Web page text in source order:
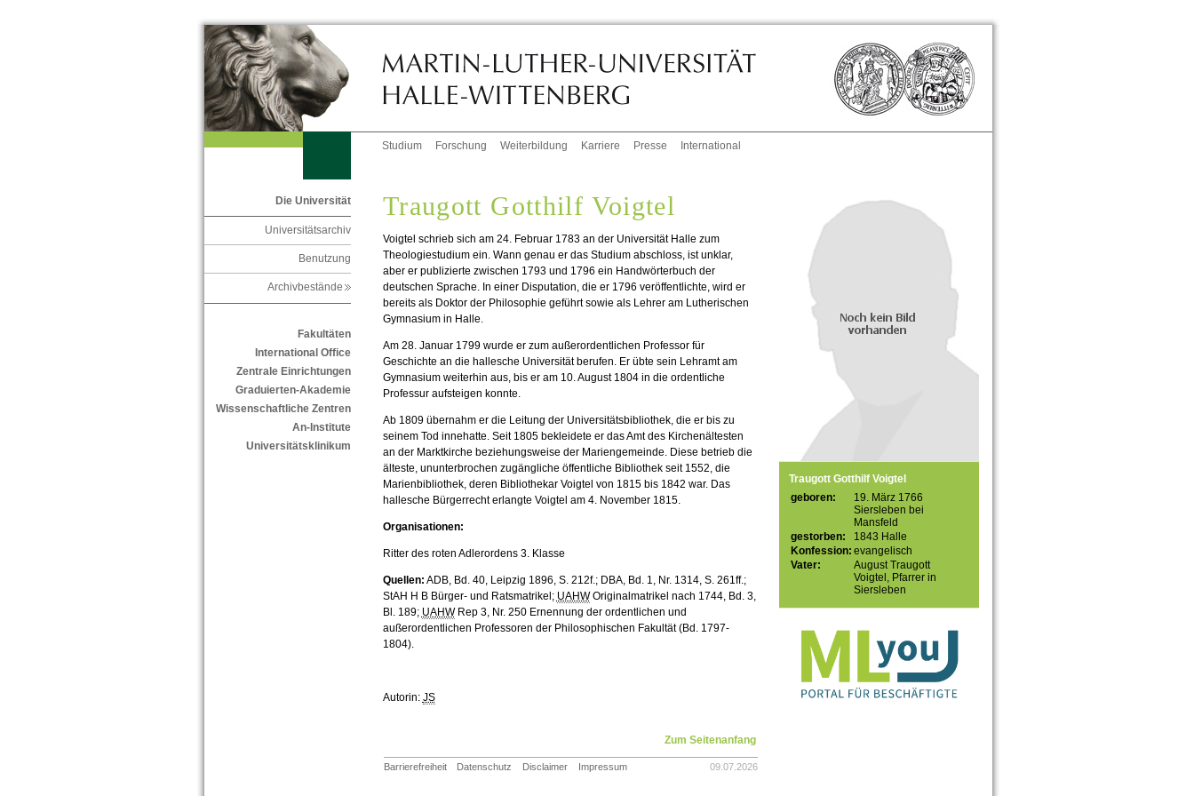
Studium Forschung Weiterbildung Karriere Presse International
Die Universität
Universitätsarchiv
Benutzung
Archivbestände
Fakultäten
International Office
Zentrale Einrichtungen
Graduierten-Akademie
Wissenschaftliche Zentren
An-Institute
Universitätsklinikum
Traugott Gotthilf Voigtel
geboren:
19. März 1766
Siersleben bei
Mansfeld
gestorben:
1843 Halle
Konfession: evangelisch
Vater:
August Traugott
Voigtel, Pfarrer in
Siersleben
Traugott Gotthilf Voigtel
Voigtel schrieb sich am 24. Februar 1783 an der Universität Halle zum
Theologiestudium ein. Wann genau er das Studium abschloss, ist unklar,
aber er publizierte zwischen 1793 und 1796 ein Handwörterbuch der
deutschen Sprache. In einer Disputation, die er 1796 veröffentlichte, wird er
bereits als Doktor der Philosophie geführt sowie als Lehrer am Lutherischen
Gymnasium in Halle.
Am 28. Januar 1799 wurde er zum außerordentlichen Professor für
Geschichte an die hallesche Universität berufen. Er übte sein Lehramt am
Gymnasium weiterhin aus, bis er am 10. August 1804 in die ordentliche
Professur aufsteigen konnte.
Ab 1809 übernahm er die Leitung der Universitätsbibliothek, die er bis zu
seinem Tod innehatte. Seit 1805 bekleidete er das Amt des Kirchenältesten
an der Marktkirche beziehungsweise der Mariengemeinde. Diese betrieb die
älteste, ununterbrochen zugängliche öffentliche Bibliothek seit 1552, die
Marienbibliothek, deren Bibliothekar Voigtel von 1815 bis 1842 war. Das
hallesche Bürgerrecht erlangte Voigtel am 4. November 1815.
Organisationen:
Ritter des roten Adlerordens 3. Klasse
Quellen: ADB, Bd. 40, Leipzig 1896, S. 212f.; DBA, Bd. 1, Nr. 1314, S. 261ff.;
StAH H B Bürger- und Ratsmatrikel; UAHWOriginalmatrikel nach 1744, Bd. 3,
Bl. 189; UAHWRep 3, Nr. 250 Ernennung der ordentlichen und
außerordentlichen Professoren der Philosophischen Fakultät (Bd. 1797-
1804).
Autorin: JS
Zum Seitenanfang
Barrierefreiheit Datenschutz Disclaimer Impressum 09.07.2026